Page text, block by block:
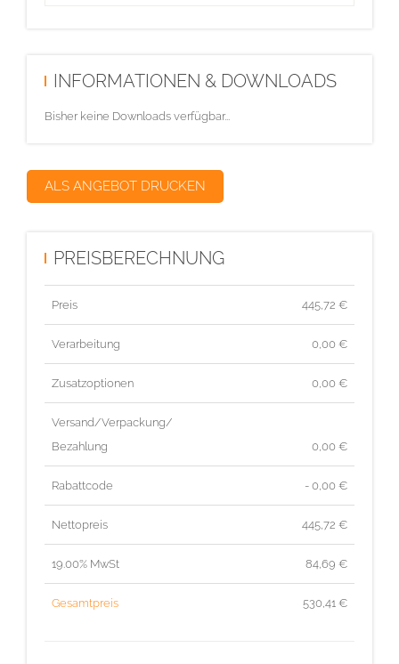
INFORMATIONEN & DOWNLOADS
Bisher keine Downloads verfügbar...
ALS ANGEBOT DRUCKEN
PREISBERECHNUNG
Preis 445,72 €
Verarbeitung 0,00 €
Zusatzoptionen 0,00 €
Versand/Verpackung/
Bezahlung
0,00 €
Rabattcode - 0,00 €
Nettopreis 445,72 €
19.00% MwSt 84,69 €
Gesamtpreis 530,41 €